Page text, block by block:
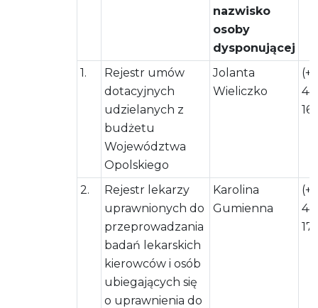
nazwisko
osoby
dysponującej
1.
Rejestr umów
dotacyjnych
udzielanych z
budżetu
Województwa
Opolskiego
Jolanta
Wieliczko
161
2.
Rejestr lekarzy
uprawnionych do
przeprowadzania
badań lekarskich
kierowców i osób
ubiegających się
o uprawnienia do
Karolina
Gumienna